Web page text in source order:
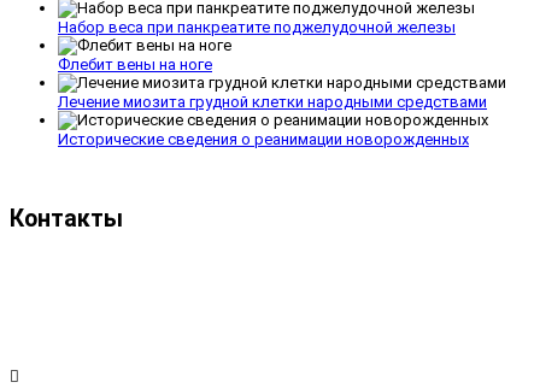
Набор веса при панкреатите поджелудочной железы
Флебит вены на ноге
Лечение миозита грудной клетки народными средствами
Исторические сведения о реанимации новорожденных
Контакты